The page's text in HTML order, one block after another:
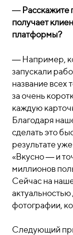
― Расскажите
получает
платформы?
―Например,
запускали
название всех
за очень
каждую
Благодаря
сделать это
результате
«Вкусно ― и
миллионов
Сейчас на
фотографии,
Следующий